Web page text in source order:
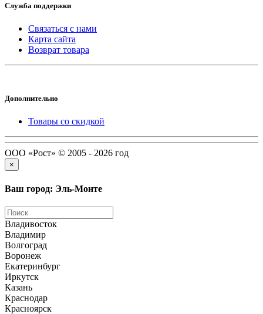
Служба поддержки
Связаться с нами
Карта сайта
Возврат товара
Дополнительно
Товары со скидкой
ООО «Рост» © 2005 - 2026 год
×
Ваш город: Эль-Монте
Владивосток
Владимир
Волгоград
Воронеж
Екатеринбург
Иркутск
Казань
Краснодар
Красноярск